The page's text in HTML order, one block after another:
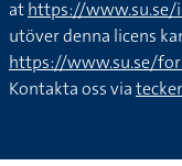
athttps://
utöver denna licens
https://www.su.se/
Kontakta oss via